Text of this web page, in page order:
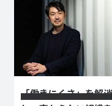
「働きにくさ」を解消